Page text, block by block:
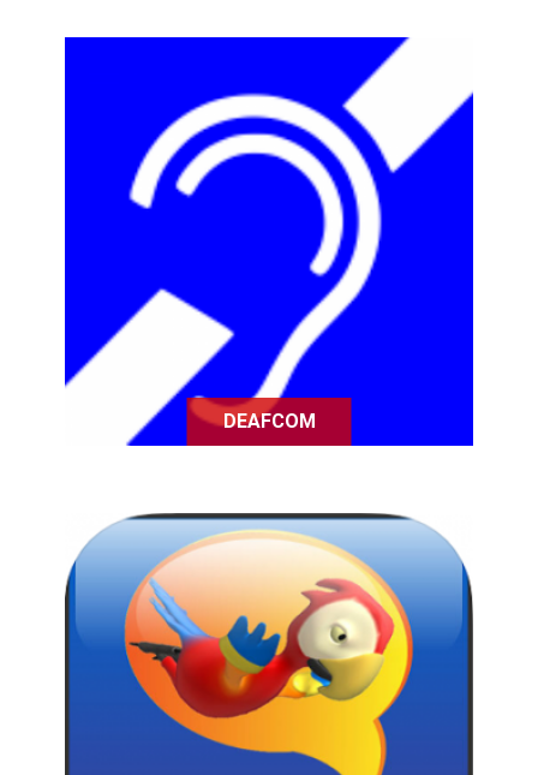
DEAFCOM
L'application DeafCom permet aux
personnes sourdes ou
malentendantes, de tenir des
conversations en face à face avec
une personne entendante ne
comprenant pas la langue des
L'application dis-moi permet
d'exprimer des besoins ou ce que
l'on ressent et favorise la
communication des utilisateurs.